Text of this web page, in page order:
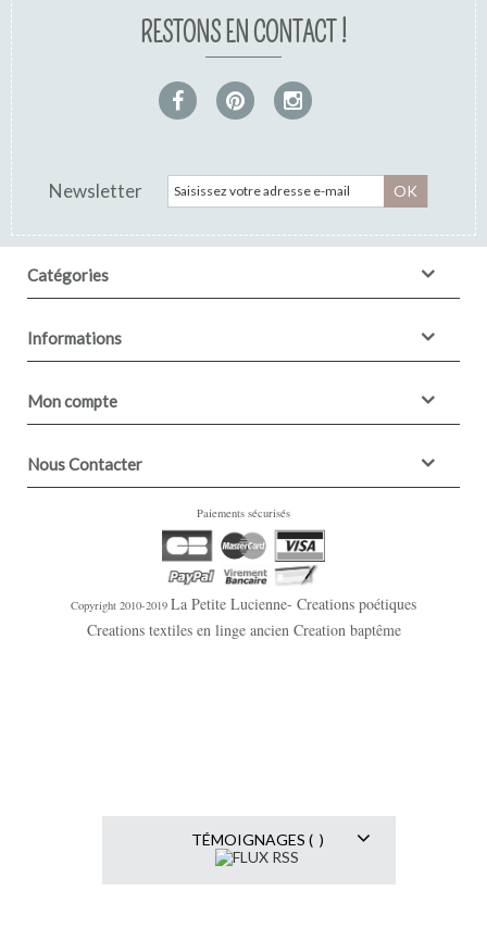
RESTONS EN CONTACT !
Newsletter OK
Catégories
Informations
Mon compte
Nous Contacter
Paiements sécurisés
Copyright 2010-2019 La Petite Lucienne- Creations poétiques
Creations textiles en linge ancien Creation baptême
TÉMOIGNAGES ( )